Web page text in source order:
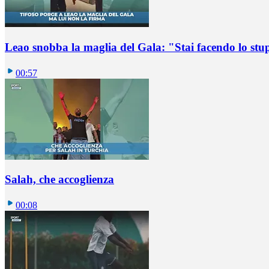
Leao snobba la maglia del Gala: "Stai facendo lo
00:57
Salah, che accoglienza
00:08